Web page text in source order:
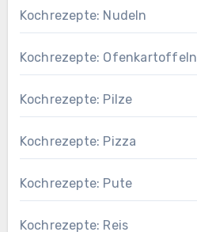
Kochrezepte: Nudeln
Kochrezepte: Ofenkartoffeln
Kochrezepte: Pilze
Kochrezepte: Pizza
Kochrezepte: Pute
Kochrezepte: Reis